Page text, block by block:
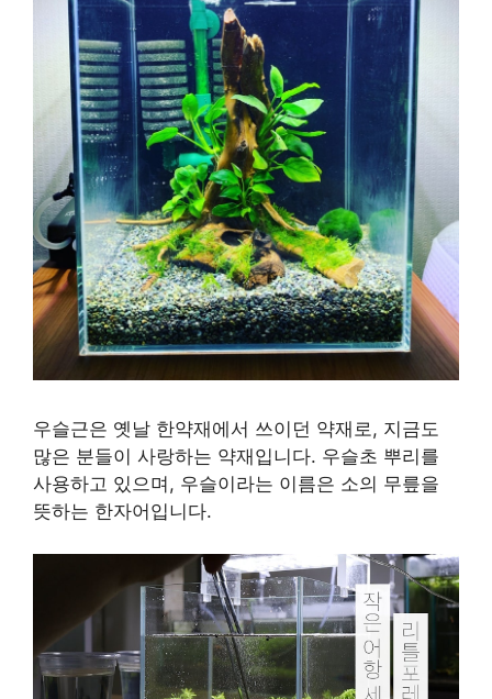
우슬근은 옛날 한약재에서 쓰이던 약재로, 지금도
많은 분들이 사랑하는 약재입니다. 우슬초 뿌리를
사용하고 있으며, 우슬이라는 이름은 소의 무릎을
뜻하는 한자어입니다.